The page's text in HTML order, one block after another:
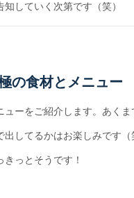
していく次第です（笑）
の食材とメニュー
ューをご紹介します。あくま
してるかはお楽しみです（
っとそうです！